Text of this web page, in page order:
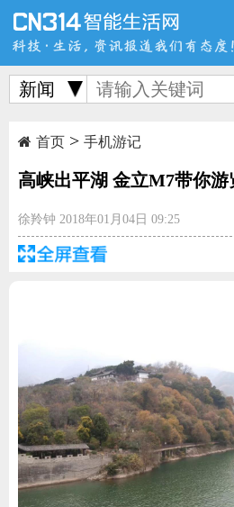
首页
导购
图赏 游记
家电 技巧
新闻
首页> 手机游记
高峡出平湖 金立M7带你
徐羚钟 2018年01月04日 09:25